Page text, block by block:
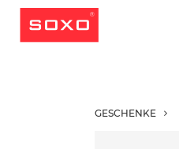
GESCHENKE